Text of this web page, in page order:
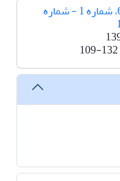
دوره 6، شماره 1 - شماره
109-132